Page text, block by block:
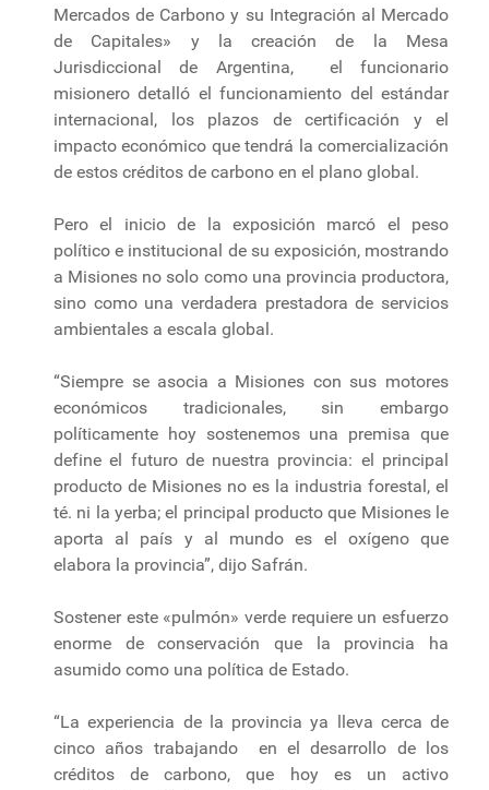
Mercados de Carbono y su Integración al Mercado
de Capitales» y la creación de la Mesa
Jurisdiccional de Argentina, el funcionario
misionero detalló el funcionamiento del estándar
internacional, los plazos de certificación y el
impacto económico que tendrá la comercialización
de estos créditos de carbono en el plano global.
Pero el inicio de la exposición marcó el peso
político e institucional de su exposición, mostrando
a Misiones no solo como una provincia productora,
sino como una verdadera prestadora de servicios
ambientales a escala global.
“Siempre se asocia a Misiones con sus motores
económicos tradicionales, sin embargo
políticamente hoy sostenemos una premisa que
define el futuro de nuestra provincia: el principal
producto de Misiones no es la industria forestal, el
té. ni la yerba; el principal producto que Misiones le
aporta al país y al mundo es el oxígeno que
elabora la provincia”, dijo Safrán.
Sostener este «pulmón» verde requiere un esfuerzo
enorme de conservación que la provincia ha
asumido como una política de Estado.
“La experiencia de la provincia ya lleva cerca de
cinco años trabajando en el desarrollo de los
créditos de carbono, que hoy es un activo